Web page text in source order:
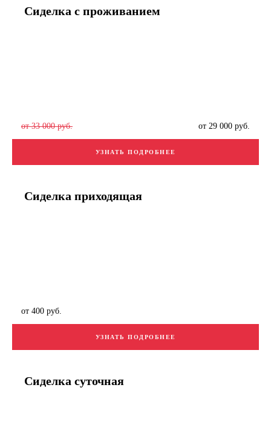
Сиделка с проживанием
от 33 000 руб. от 29 000 руб.
УЗНАТЬ ПОДРОБНЕЕ
Сиделка приходящая
от 400 руб.
УЗНАТЬ ПОДРОБНЕЕ
Сиделка суточная